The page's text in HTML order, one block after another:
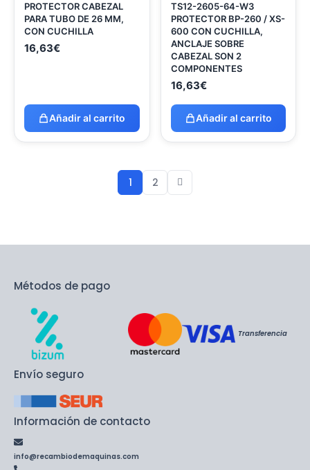
PROTECTOR CABEZAL
PARA TUBO DE 26 MM,
CON CUCHILLA
16,63€
Añadir al carrito
TS12-2605-64-W3
PROTECTOR BP-260 / XS-
600 CON CUCHILLA,
ANCLAJE SOBRE
CABEZAL SON 2
COMPONENTES
16,63€
Añadir al carrito
1 2
Métodos de pago
Transferencia
Envío seguro
Información de contacto
info@recambiodemaquinas.com